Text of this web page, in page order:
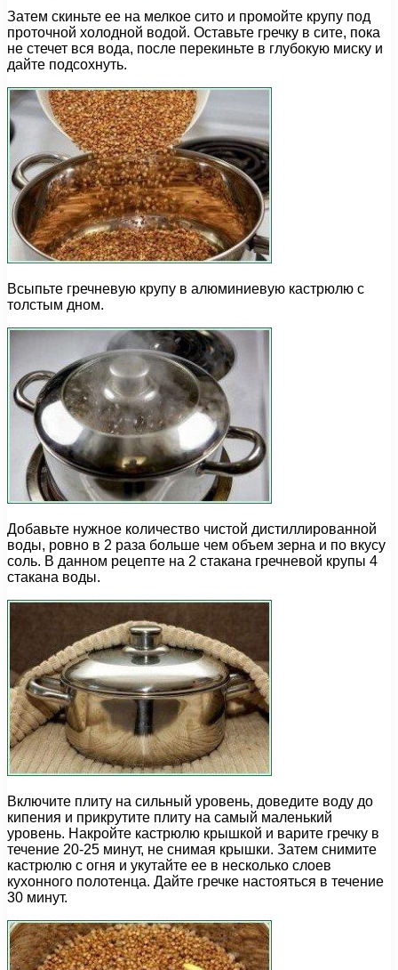
Затем скиньте ее на мелкое сито и промойте крупу под
проточной холодной водой. Оставьте гречку в сите, пока
не стечет вся вода, после перекиньте в глубокую миску и
дайте подсохнуть.
Всыпьте гречневую крупу в алюминиевую кастрюлю с
толстым дном.
Добавьте нужное количество чистой дистиллированной
воды, ровно в 2 раза больше чем объем зерна и по вкусу
соль. В данном рецепте на 2 стакана гречневой крупы 4
стакана воды.
Включите плиту на сильный уровень, доведите воду до
кипения и прикрутите плиту на самый маленький
уровень. Накройте кастрюлю крышкой и варите гречку в
течение 20-25 минут, не снимая крышки. Затем снимите
кастрюлю с огня и укутайте ее в несколько слоев
кухонного полотенца. Дайте гречке настояться в течение
30 минут.